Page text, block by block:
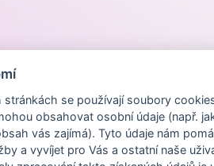
se používají soubory
obsahovat osobní údaje (např.
vás zajímá). Tyto údaje nám
a vyvíjet pro Vás a ostatní naše